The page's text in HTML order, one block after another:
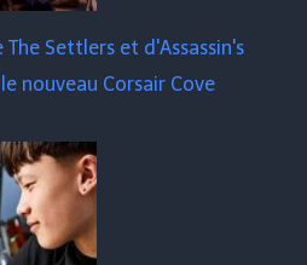
Settlers et d'Assassin's
nouveau Corsair Cove